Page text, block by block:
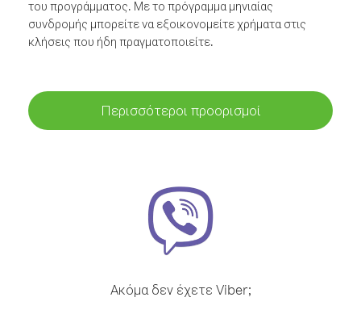
του προγράμματος. Με το πρόγραμμα μηνιαίας
συνδρομής μπορείτε να εξοικονομείτε χρήματα στις
κλήσεις που ήδη πραγματοποιείτε.
Περισσότεροι προορισμοί
Ακόμα δεν έχετε Viber;